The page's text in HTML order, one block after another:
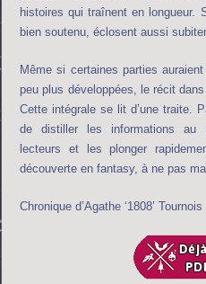
histoires qui traînent en longueur.
bien soutenu, éclosent aussi
Même si certaines parties
peu plus développées, le récit
Cette intégrale se lit d’une traite.
de distiller les informations au
lecteurs et les plonger
découverte en fantasy, à ne pas
Chronique d’Agathe ‘1808’ Tournois